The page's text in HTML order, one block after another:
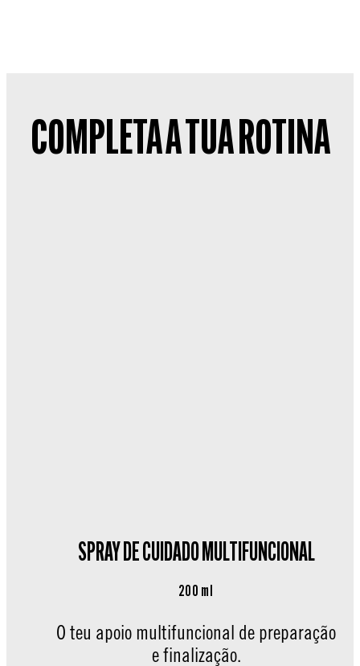
COMPLETA A TUA ROTINA
SPRAY DE CUIDADO MULTIFUNCIONAL
200 ml
O teu apoio multifuncional de preparação
e finalização.